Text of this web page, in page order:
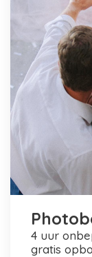
4 uur onbeperkt foto's maken en printen +
gratis